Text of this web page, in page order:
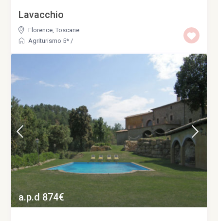
Lavacchio
Florence ,Toscane
Agriturismo 5* /
a.p.d 874€